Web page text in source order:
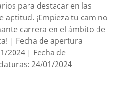
para destacar en las
aptitud. ¡Empieza tu camino
carrera en el ámbito de
| Fecha de apertura
2024 | Fecha de
24/01/2024